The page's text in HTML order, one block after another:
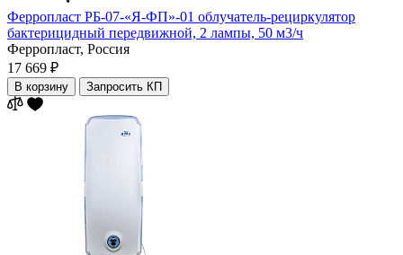
Ферропласт РБ-07-«Я-ФП»-01 облучатель-рециркулятор
бактерицидный передвижной, 2 лампы, 50 м3/ч
Ферропласт, Россия
17 669 ₽
В корзину Запросить КП